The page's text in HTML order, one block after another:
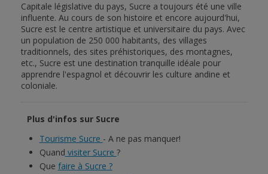
Capitale législative du pays, Sucre a toujours été une ville
influente. Au cours de son histoire et encore aujourd'hui,
Sucre est le centre artistique et universitaire du pays. Avec
un population de 250 000 habitants, des villages
traditionnels, des sites préhistoriques, des montagnes,
etc., Sucre est une destination tranquille idéale pour
apprendre l'espagnol et découvrir les culture andine et
coloniale.
Plus d'infos sur Sucre
Tourisme Sucre - A ne pas manquer!
Quand visiter Sucre ?
Que faire à Sucre ?